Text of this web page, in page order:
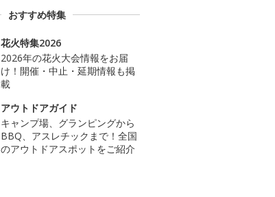
おすすめ特集
花火特集2026
2026年の花火大会情報をお届
け！開催・中止・延期情報も掲
載
アウトドアガイド
キャンプ場、グランピングから
BBQ、アスレチックまで！全国
のアウトドアスポットをご紹介